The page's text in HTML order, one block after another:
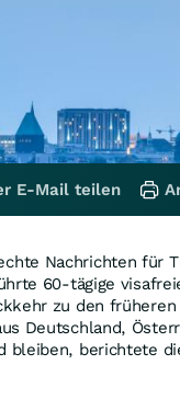
Nachrichten für
60-tägige
zu den
Deutschland,
bleiben, berichtete
E-Mail teilen